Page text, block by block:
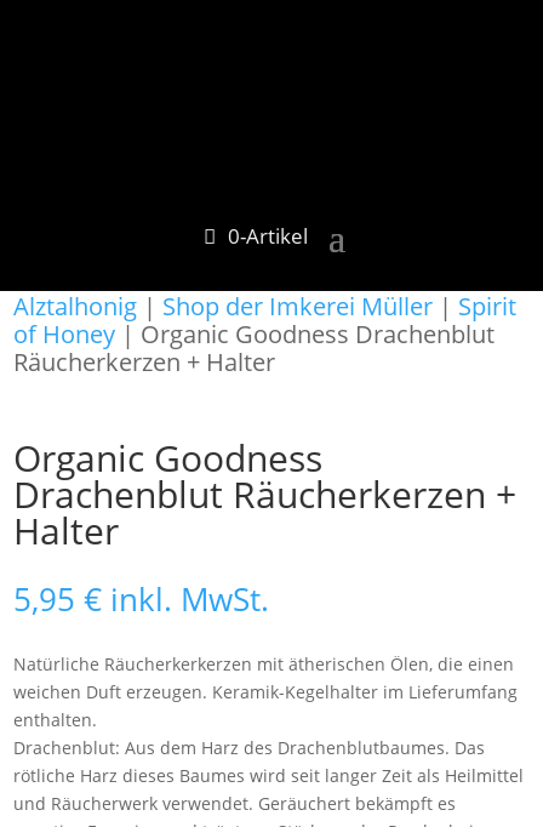
0-Artikel
Alztalhonig | Shop der Imkerei Müller | Spirit
of Honey | Organic Goodness Drachenblut
Räucherkerzen + Halter
Organic Goodness
Drachenblut Räucherkerzen +
Halter
5,95€ inkl. MwSt.
Natürliche Räucherkerkerzen mit ätherischen Ölen, die einen
weichen Duft erzeugen. Keramik-Kegelhalter im Lieferumfang
enthalten.
Drachenblut: Aus dem Harz des Drachenblutbaumes. Das
rötliche Harz dieses Baumes wird seit langer Zeit als Heilmittel
und Räucherwerk verwendet. Geräuchert bekämpft es